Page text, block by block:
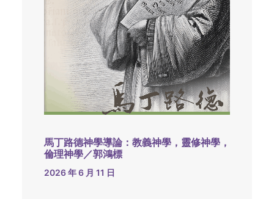
馬丁路德神學導論：教義神學，靈修神學，
倫理神學／郭鴻標
2026 年 6 月 11 日